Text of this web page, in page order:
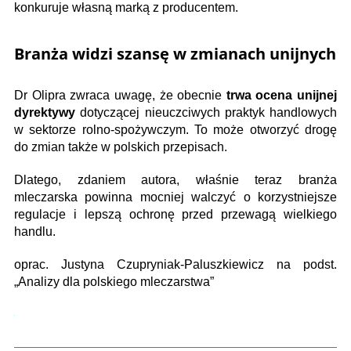
konkuruje własną marką z producentem.
Branża widzi szansę w zmianach unijnych
Dr Olipra zwraca uwagę, że obecnie trwa ocena unijnej
dyrektywy dotyczącej nieuczciwych praktyk handlowych
w sektorze rolno-spożywczym. To może otworzyć drogę
do zmian także w polskich przepisach.
Dlatego, zdaniem autora, właśnie teraz branża
mleczarska powinna mocniej walczyć o korzystniejsze
regulacje i lepszą ochronę przed przewagą wielkiego
handlu.
oprac. Justyna Czupryniak-Paluszkiewicz na podst.
„Analizy dla polskiego mleczarstwa”